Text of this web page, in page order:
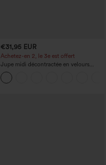
€31,95 EUR
Achetez-en 2, le 3e est offert
Jupe midi décontractée en velours
côtelé, taille mi-haute, poches avant
latérales à rabat